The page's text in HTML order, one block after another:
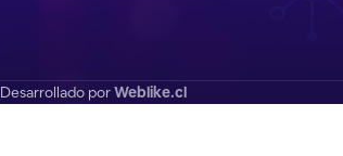
Desarrollado porWeblike.cl